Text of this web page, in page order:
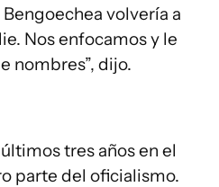
volvería a
Nos enfocamos y le
nombres”, dijo.
tres años en el
parte del oficialismo.